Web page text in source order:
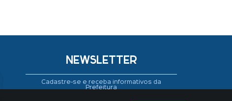
NEWSLETTER
Cadastre-se e receba informativos da
Prefeitura